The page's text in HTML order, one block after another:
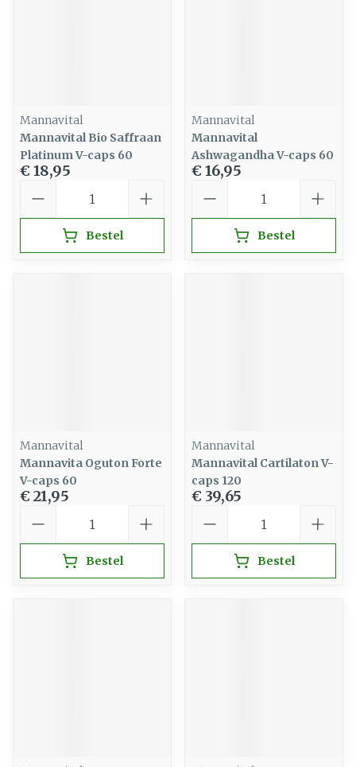
Mannavital
Mannavital Bio Saffraan
Platinum V-caps 60
€ 18,95
Bestel
Mannavital
Mannavital
Ashwagandha V-caps 60
€ 16,95
Bestel
Mannavital
Mannavita Oguton Forte
V-caps 60
€ 21,95
Bestel
Mannavital
Mannavital Cartilaton V-
caps 120
€ 39,65
Bestel